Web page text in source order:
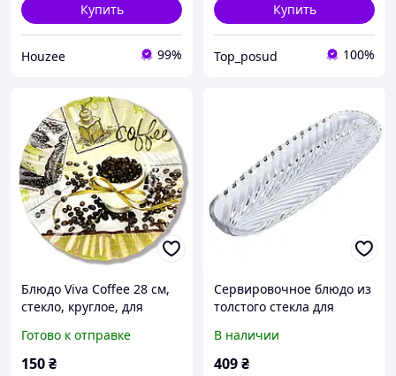
Купить
Houzee 99%
Купить
Top_posud 100%
Блюдо Viva Coffee 28 см,
стекло, круглое, для
фруктов, закусок
Готово к отправке
150₴
Сервировочное блюдо из
толстого стекла для
фруктов Lirmartur
39*13,5*2,5 см
В наличии
409₴